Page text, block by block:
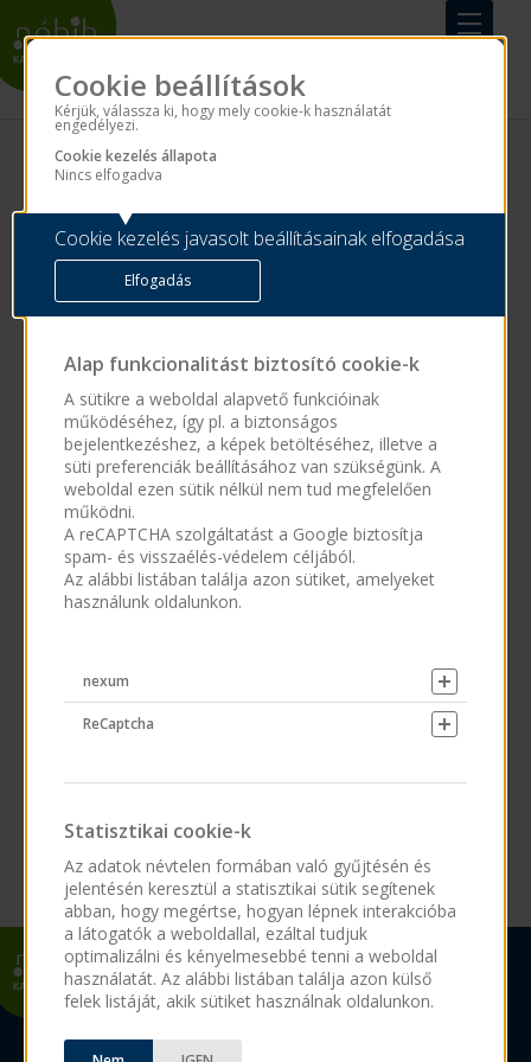
Cookie beállítások
Kérjük, válassza ki, hogy mely cookie-k használatát
engedélyezi.
Cookie kezelés állapota
Nincs elfogadva
Cookie kezelés javasolt beállításainak elfogadása
Elfogadás
Alap funkcionalitást biztosító cookie-k
A sütikre a weboldal alapvető funkcióinak
működéséhez, így pl. a biztonságos
bejelentkezéshez, a képek betöltéséhez, illetve a
süti preferenciák beállításához van szükségünk. A
weboldal ezen sütik nélkül nem tud megfelelően
működni.
A reCAPTCHA szolgáltatást a Google biztosítja
spam- és visszaélés-védelem céljából.
Az alábbi listában találja azon sütiket, amelyeket
használunk oldalunkon.
nexum
ReCaptcha
Statisztikai cookie-k
Az adatok névtelen formában való gyűjtésén és
jelentésén keresztül a statisztikai sütik segítenek
abban, hogy megértse, hogyan lépnek interakcióba
a látogatók a weboldallal, ezáltal tudjuk
optimalizálni és kényelmesebbé tenni a weboldal
használatát. Az alábbi listában találja azon külső
felek listáját, akik sütiket használnak oldalunkon.
Vezetéknév*
Keresztnév
E-mail cím
Jelszó
Jelszó megerősítése
Adatvédelem*
Önéletrajz (.doc, .docx, .pdf, .rtf)